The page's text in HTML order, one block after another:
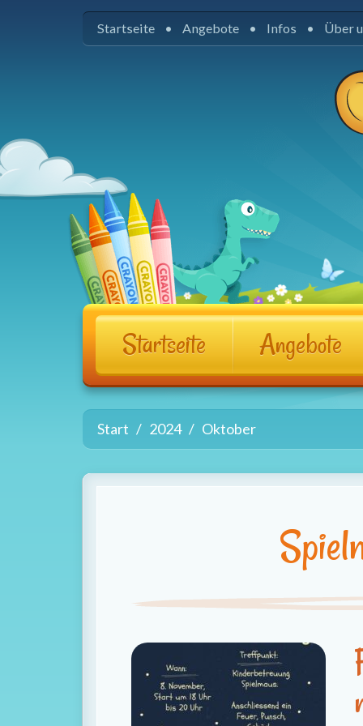
Startseite Angebote Infos Über
Startseite Angebote
Start 2024 Oktober